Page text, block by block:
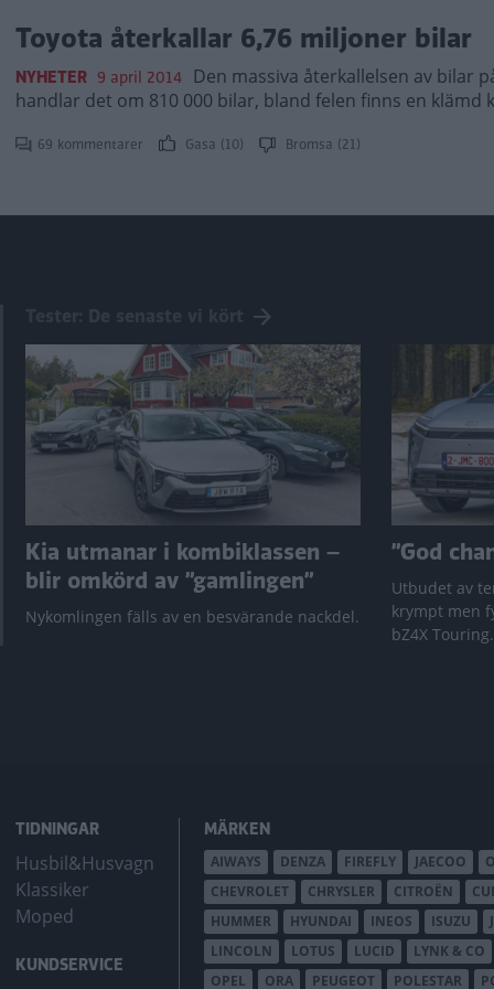
Toyota återkallar 6,76 miljoner bilar
NYHETER 9 april 2014 Den massiva återkallelsen av bilar
handlar det om 810 000 bilar, bland felen finns en klämd
69 kommentarer Gasa (10) Bromsa (21)
Kia utmanar i kombiklassen –
blir omkörd av ”gamlingen”
Nykomlingen fälls av en besvärande nackdel.
”God
Utbudet av
krympt men
bZ4X
TIDNINGAR
Husbil&Husvagn
Klassiker
Moped
KUNDSERVICE
MÄRKEN
AIWAYS DENZA FIREFLY JAECOO
CHEVROLET
CHRYSLER CITROËN
HUMMER
HYUNDAI INEOS ISUZU
LINCOLN
LOTUS LUCID LYNK & CO
OPEL
ORA PEUGEOT POLESTAR